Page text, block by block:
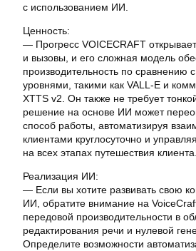
с использованием ИИ.
Ценность:
— Прогресс VOICECRAFT
и вызовы, и его сложная модель
производительность по сравнению
уровнями, такими как VALL-E и
XTTS v2. Он также не требует
решение на основе ИИ может
способ работы, автоматизируя
клиентами круглосуточно и
на всех этапах путешествия клиента.
Реализация ИИ:
— Если вы хотите развивать свою
ИИ, обратите внимание на
передовой производительности в
редактирования речи и нулевой
Определите возможности